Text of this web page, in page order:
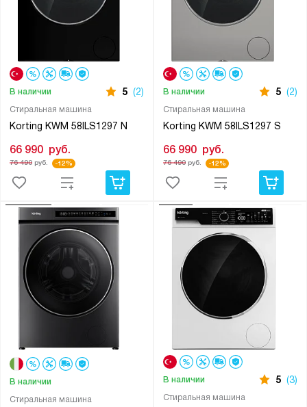
Стиральная машина
Korting KWM 58ILS1297 N
В наличии 5 (2)
66 990 руб.
76 490руб. -12%
Стиральная машина
Korting KWM 58ILS1297 S
В наличии 5 (2)
66 990 руб.
76 490руб. -12%
Стиральная машина
В наличии
Стиральная машина
В наличии 5 (3)